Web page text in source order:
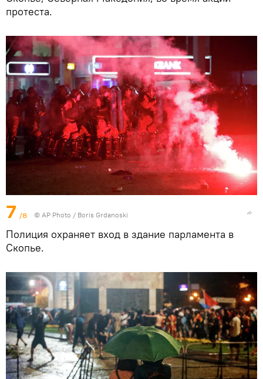
протеста.
7 /8 © AP Photo / Boris Grdanoski
Полиция охраняет вход в здание парламента в
Скопье.